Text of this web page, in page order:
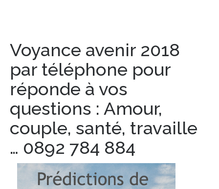
Voyance avenir 2018
par téléphone pour
réponde à vos
questions : Amour,
couple, santé, travaille
… 0892 784 884